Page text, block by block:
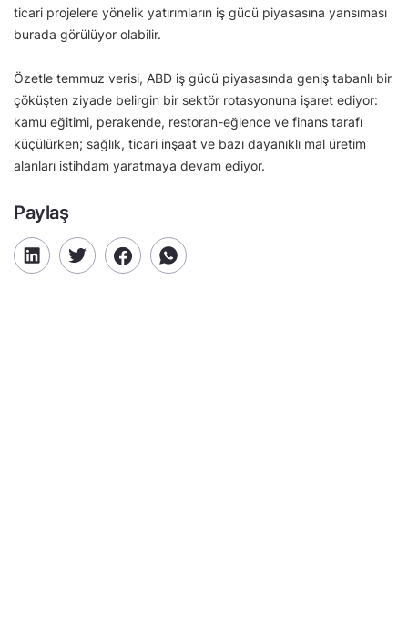
ticari projelere yönelik yatırımların iş gücü piyasasına yansıması
burada görülüyor olabilir.
Özetle temmuz verisi, ABD iş gücü piyasasında geniş tabanlı bir
çöküşten ziyade belirgin bir sektör rotasyonuna işaret ediyor:
kamu eğitimi, perakende, restoran-eğlence ve finans tarafı
küçülürken; sağlık, ticari inşaat ve bazı dayanıklı mal üretim
alanları istihdam yaratmaya devam ediyor.
Paylaş